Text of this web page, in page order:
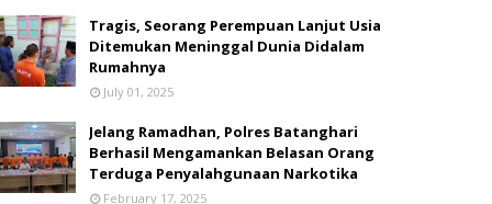
Tragis, Seorang Perempuan Lanjut Usia
Ditemukan Meninggal Dunia Didalam
Rumahnya
July 01, 2025
Jelang Ramadhan, Polres Batanghari
Berhasil Mengamankan Belasan Orang
Terduga Penyalahgunaan Narkotika
February 17, 2025